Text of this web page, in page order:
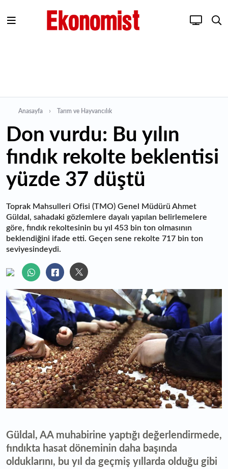
Anasayfa Tarım ve Hayvancılık
Don vurdu: Bu yılın
fındık rekolte beklentisi
yüzde 37 düştü
Toprak Mahsulleri Ofisi (TMO) Genel Müdürü Ahmet
Güldal, sahadaki gözlemlere dayalı yapılan belirlemelere
göre, fındık rekoltesinin bu yıl 453 bin ton olmasının
beklendiğini ifade etti. Geçen sene rekolte 717 bin ton
seviyesindeydi.
Güldal, AA muhabirine yaptığı değerlendirmede,
fındıkta hasat döneminin daha başında
olduklarını, bu yıl da geçmiş yıllarda olduğu gibi